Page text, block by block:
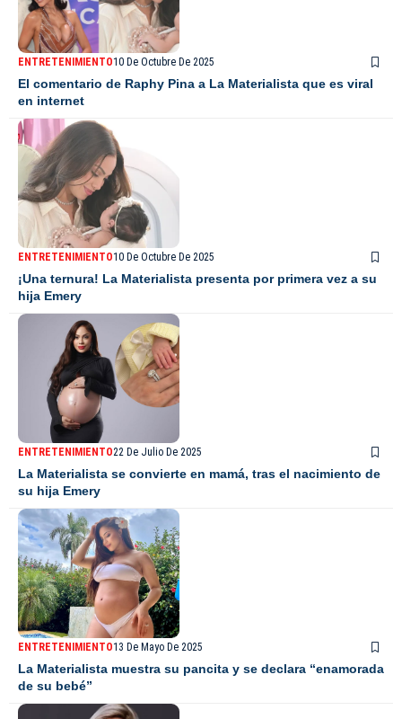
ENTRETENIMIENTO10 De Octubre De 2025
El comentario de Raphy Pina a La Materialista que es viral
en internet
ENTRETENIMIENTO10 De Octubre De 2025
¡Una ternura! La Materialista presenta por primera vez a su
hija Emery
ENTRETENIMIENTO22 De Julio De 2025
La Materialista se convierte en mamá, tras el nacimiento de
su hija Emery
ENTRETENIMIENTO13 De Mayo De 2025
La Materialista muestra su pancita y se declara “enamorada
de su bebé”